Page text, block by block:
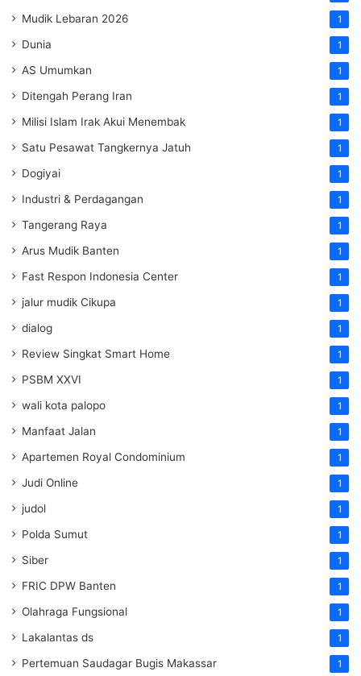
Mudik Lebaran 2026 1
Dunia 1
AS Umumkan 1
Ditengah Perang Iran 1
Milisi Islam Irak Akui Menembak 1
Satu Pesawat Tangkernya Jatuh 1
Dogiyai 1
Industri & Perdagangan 1
Tangerang Raya 1
Arus Mudik Banten 1
Fast Respon Indonesia Center 1
jalur mudik Cikupa 1
dialog 1
Review Singkat Smart Home 1
PSBM XXVI 1
wali kota palopo 1
Manfaat Jalan 1
Apartemen Royal Condominium 1
Judi Online 1
judol 1
Polda Sumut 1
Siber 1
FRIC DPW Banten 1
Olahraga Fungsional 1
Lakalantas ds 1
Pertemuan Saudagar Bugis Makassar 1